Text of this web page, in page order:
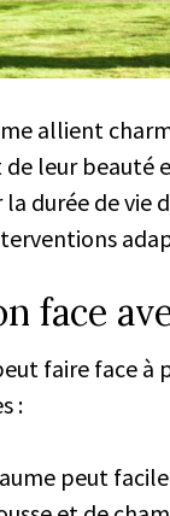
allient
leur beauté
durée de vie
face
faire face à
:
peut